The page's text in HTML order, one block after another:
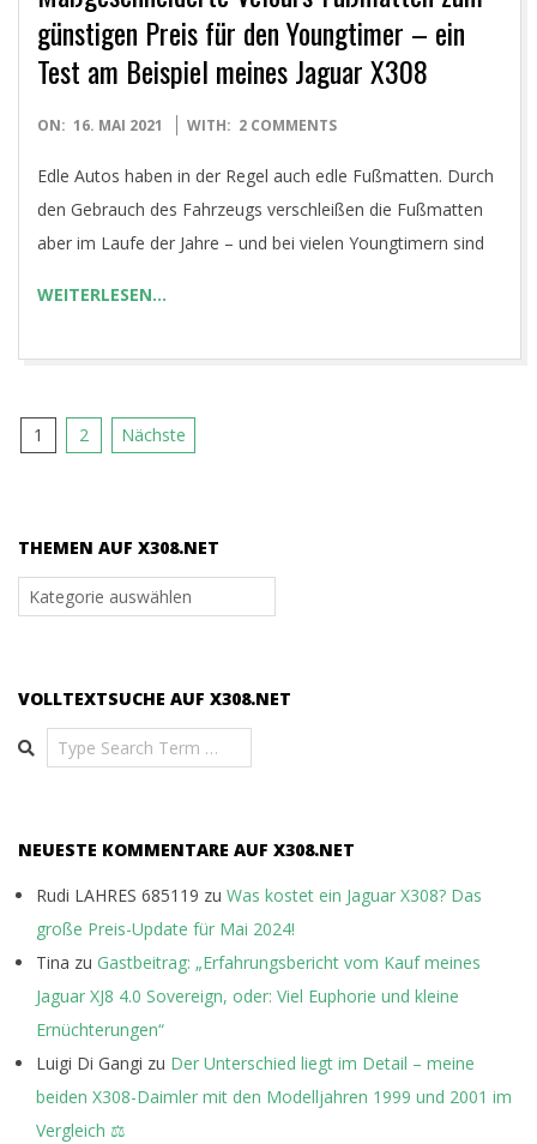
günstigen Preis für den Youngtimer – ein
Test am Beispiel meines Jaguar X308
2021-
ON: 16. MAI 2021 WITH: 2 COMMENTS
Edle Autos haben in der Regel auch edle Fußmatten. Durch
den Gebrauch des Fahrzeugs verschleißen die Fußmatten
aber im Laufe der Jahre – und bei vielen Youngtimern sind
WEITERLESEN…
Seitennummerierung
1 2 Nächste
THEMEN AUF X308.NET
Themen
auf
VOLLTEXTSUCHE AUF X308.NET
Search
NEUESTE KOMMENTARE AUF X308.NET
Rudi LAHRES 685119 zu Was kostet ein Jaguar X308? Das
große Preis-Update für Mai 2024!
Tina zu Gastbeitrag: „Erfahrungsbericht vom Kauf meines
Jaguar XJ8 4.0 Sovereign, oder: Viel Euphorie und kleine
Ernüchterungen“
Luigi Di Gangi zu Der Unterschied liegt im Detail – meine
beiden X308-Daimler mit den Modelljahren 1999 und 2001 im
Vergleich ⚖️